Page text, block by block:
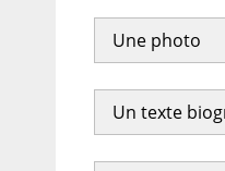
Une photo
Un texte